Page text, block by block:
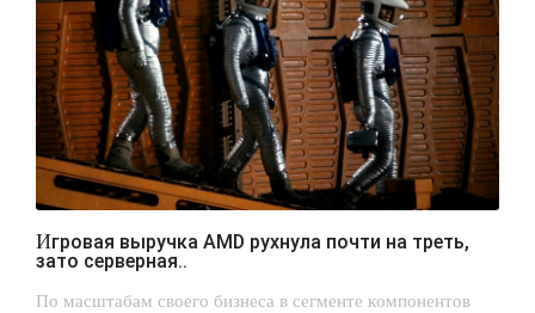
Игровая выручка AMD рухнула почти на треть,
зато серверная..
По масштабам своего бизнеса в сегменте компонентов